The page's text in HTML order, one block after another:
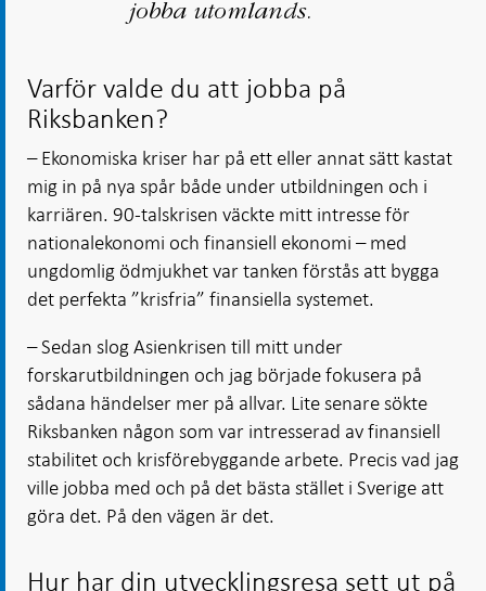
jobba utomlands.
Varför valde du att jobba på
Riksbanken?
– Ekonomiska kriser har på ett eller annat sätt kastat
mig in på nya spår både under utbildningen och i
karriären. 90-talskrisen väckte mitt intresse för
nationalekonomi och finansiell ekonomi – med
ungdomlig ödmjukhet var tanken förstås att bygga
det perfekta ”krisfria” finansiella systemet.
– Sedan slog Asienkrisen till mitt under
forskarutbildningen och jag började fokusera på
sådana händelser mer på allvar. Lite senare sökte
Riksbanken någon som var intresserad av finansiell
stabilitet och krisförebyggande arbete. Precis vad jag
ville jobba med och på det bästa stället i Sverige att
göra det. På den vägen är det.
Hur har din utvecklingsresa sett ut på